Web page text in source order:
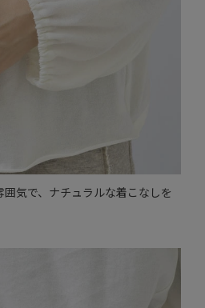
気で、ナチュラルな着こなしを